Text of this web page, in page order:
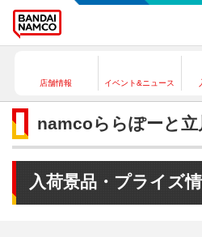
店舗情報 イベント&ニュース
namcoららぽーと立
入荷景品・プライズ